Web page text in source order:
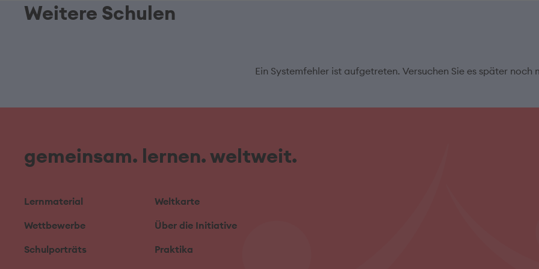
Weitere Schulen
Ein Systemfehler ist aufgetreten. Versuchen Sie es später noch
gemeinsam. lernen. weltweit.
Lernmaterial
Wettbewerbe
Schulporträts
Weltkarte
Über die Initiative
Praktika